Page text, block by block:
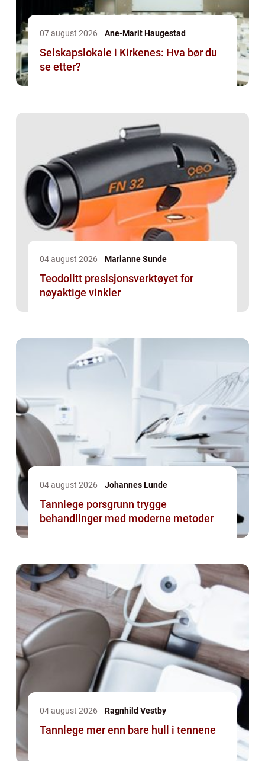
07 august 2026 Ane-Marit Haugestad
Selskapslokale i Kirkenes: Hva bør du
se etter?
04 august 2026 Marianne Sunde
Teodolitt presisjonsverktøyet for
nøyaktige vinkler
04 august 2026 Johannes Lunde
Tannlege porsgrunn trygge
behandlinger med moderne metoder
04 august 2026 Ragnhild Vestby
Tannlege mer enn bare hull i tennene